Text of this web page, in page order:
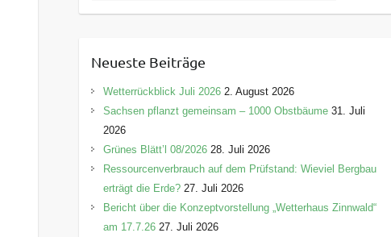
a
g
o
r
e
n
Neueste Beiträge
Wetterrückblick Juli 2026 2. August 2026
Sachsen pflanzt gemeinsam – 1000 Obstbäume 31. Juli
2026
Grünes Blätt’l 08/2026 28. Juli 2026
Ressourcenverbrauch auf dem Prüfstand: Wieviel Bergbau
erträgt die Erde? 27. Juli 2026
Bericht über die Konzeptvorstellung „Wetterhaus Zinnwald“
am 17.7.26 27. Juli 2026